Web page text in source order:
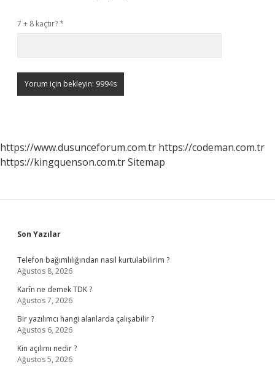
7 + 8 kaçtır?*
https://www.dusunceforum.com.tr https://codeman.com.tr
https://kingquenson.com.trSitemap
Sidebar
Son Yazılar
Telefon bağımlılığından nasıl kurtulabilirim ?
Ağustos 8, 2026
Karîn ne demek TDK ?
Ağustos 7, 2026
Bir yazılımcı hangi alanlarda çalışabilir ?
Ağustos 6, 2026
Kin açılımı nedir ?
Ağustos 5, 2026